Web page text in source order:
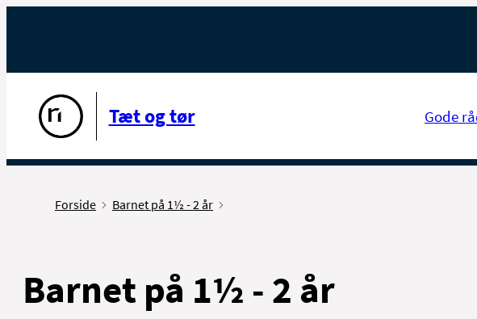
Tæt og tør Gode
Forside Barnet på 1½ - 2 år
Barnet på 1½ - 2 år